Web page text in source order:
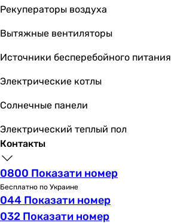
Рекуператоры воздуха
Вытяжные вентиляторы
Источники бесперебойного питания
Электрические котлы
Солнечные панели
Электрический теплый пол
Контакты
0800 Показати номер
Бесплатно по Украине
044 Показати номер
032 Показати номер